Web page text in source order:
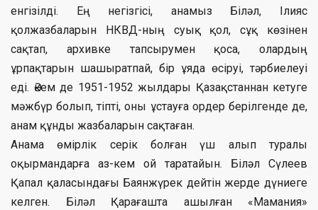
енгізілді. Ең негізгісі, анамыз Біләл, Ілияс
қолжазбаларын НКВД-ның суық қол, сұқ көзінен
сақтап, архивке тапсырумен қоса, олардың
ұрпақтарын шашыратпай, бір ұяда өсіруі, тәрбиелеуі
еді. Әкем де 1951-1952 жылдары Қазақстаннан кетуге
мәжбүр болып, тіпті, оны ұстауға ордер берілгенде де,
анам құнды жазбаларын сақтаған.
Анама өмірлік серік болған үш алып туралы
оқырмандарға аз-кем ой таратайын. Біләл Сүлеев
Қапал қаласындағы Баянжүрек дейтін жерде дүниеге
келген. Біләл Қарағашта ашылған «Мамания»